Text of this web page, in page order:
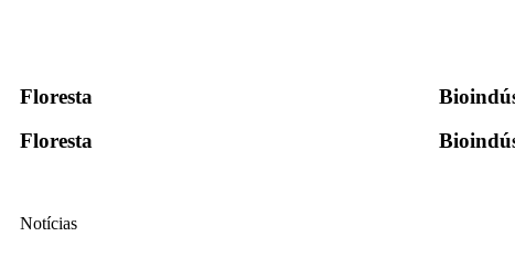
Floresta
Floresta
Notícias